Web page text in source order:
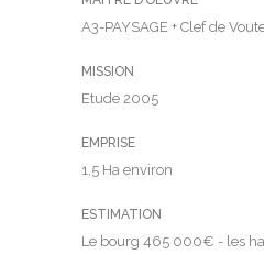
A3-PAYSAGE + Clef de
MISSION
Etude 2005
EMPRISE
1,5 Ha environ
ESTIMATION
Le bourg 465 000€ - les